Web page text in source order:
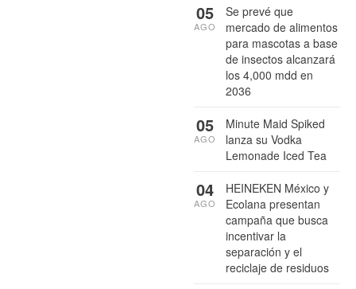
Se prevé que
mercado de alimentos
para mascotas a base
de insectos alcanzará
los 4,000 mdd en
2036
05
AGO
Minute Maid Spiked
lanza su Vodka
Lemonade Iced Tea
05
AGO
HEINEKEN México y
Ecolana presentan
campaña que busca
incentivar la
separación y el
reciclaje de residuos
04
AGO